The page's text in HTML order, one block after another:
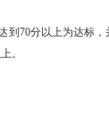
到 70分以上为达标，
。